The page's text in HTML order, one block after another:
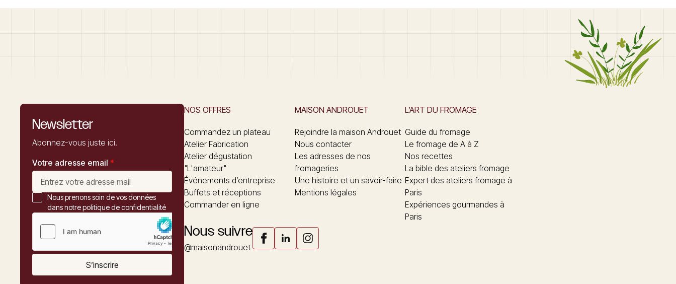
Newsletter
Abonnez-vous juste ici.
Votre adresse email *
Nous prenons soin de vos données
dans notre politique de confidentialité
S’inscrire
NOS OFFRES
Commandez un plateau
Atelier Fabrication
Atelier dégustation
"L'amateur"
Événements d’entreprise
Buffets et réceptions
Commander en ligne
MAISON ANDROUET
Rejoindre la maison Androuet
Nous contacter
Les adresses de nos
fromageries
Une histoire et un savoir-faire
Mentions légales
L’ART DU FROMAGE
Guide du fromage
Le fromage de A à Z
Nos recettes
La bible des ateliers fromage
Expert des ateliers fromage à
Paris
Expériences gourmandes à
Paris
Nous suivre
@maisonandrouet